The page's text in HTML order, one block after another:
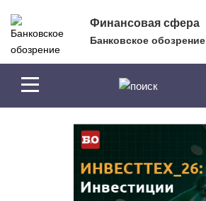
Финансовая сфера
Банковское обозрение